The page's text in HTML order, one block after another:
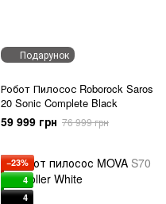
Подарунок
Робот Пилосос Roborock Saros
20 Sonic Complete Black
59 999 грн 76 999 грн
−23%
4
4